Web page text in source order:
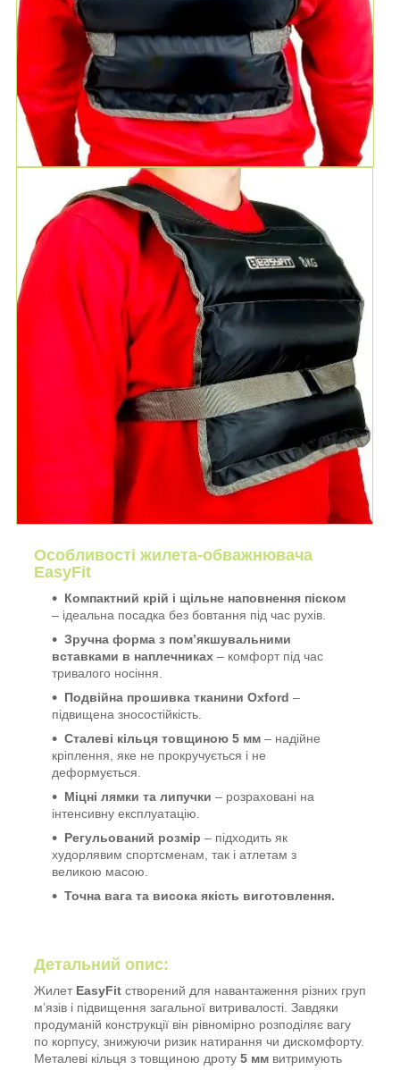
Особливості жилета-обважнювача
EasyFit
Компактний крій і щільне наповнення піском
– ідеальна посадка без бовтання під час рухів.
Зручна форма з пом’якшувальними
вставками в наплечниках – комфорт під час
тривалого носіння.
Подвійна прошивка тканини Oxford –
підвищена зносостійкість.
Сталеві кільця товщиною 5 мм – надійне
кріплення, яке не прокручується і не
деформується.
Міцні лямки та липучки – розраховані на
інтенсивну експлуатацію.
Регульований розмір – підходить як
худорлявим спортсменам, так і атлетам з
великою масою.
Точна вага та висока якість виготовлення.
Детальний опис:
Жилет EasyFit створений для навантаження різних груп
м’язів і підвищення загальної витривалості. Завдяки
продуманій конструкції він рівномірно розподіляє вагу
по корпусу, знижуючи ризик натирання чи дискомфорту.
Металеві кільця з товщиною дроту 5 мм витримують